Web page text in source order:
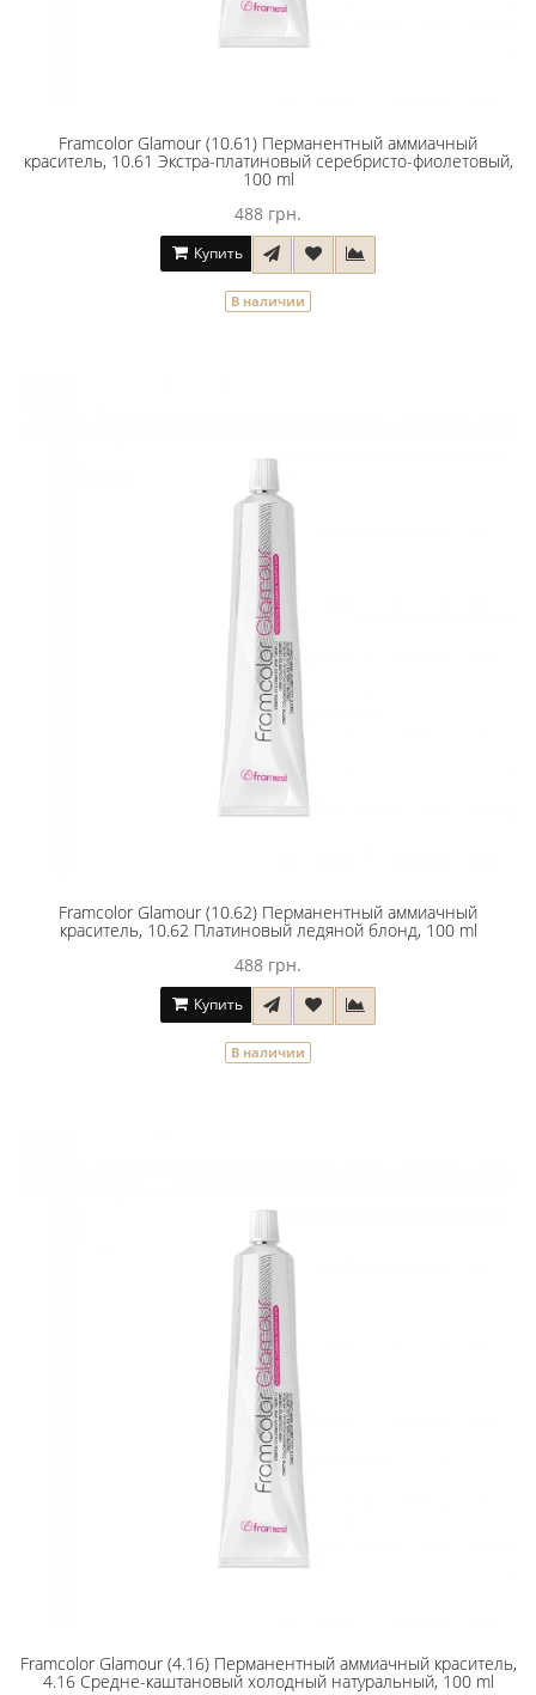
Framcolor Glamour (10.61) Перманентный аммиачный
краситель, 10.61 Экстра-платиновый серебристо-фиолетовый,
100 ml
488 грн.
Купить
В наличии
Framcolor Glamour (10.62) Перманентный аммиачный
краситель, 10.62 Платиновый ледяной блонд, 100 ml
488 грн.
Купить
В наличии
Framcolor Glamour (4.16) Перманентный аммиачный краситель,
4.16 Средне-каштановый холодный натуральный, 100 ml